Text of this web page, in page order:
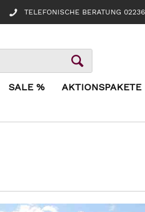
TELEFONISCHE BERATUNG
SALE % AKTIONSPAKETE